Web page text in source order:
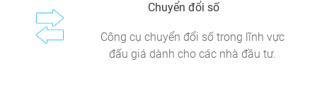
Chuyển đổi số
Công cụ chuyển đổi số trong lĩnh vực
đấu giá dành cho các nhà đầu tư.